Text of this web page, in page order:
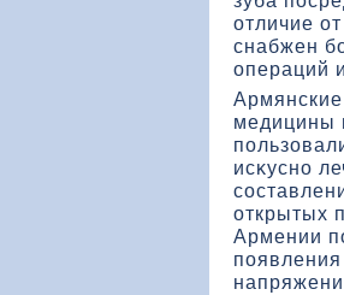
отличие
снабжен
операций
медицины
исκусно
открытых
Армении